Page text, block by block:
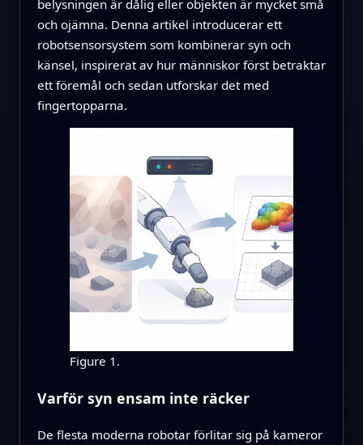
belysningen är dålig eller objekten är mycket små
och ojämna. Denna artikel introducerar ett
robotsensorsystem som kombinerar syn och
känsel, inspirerat av hur människor först betraktar
ett föremål och sedan utforskar det med
fingertopparna.
Figure 1.
Varför syn ensam inte räcker
De flesta moderna robotar förlitar sig på kameror